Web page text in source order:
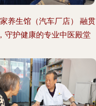
养生馆（汽车厂店） 融贯
守护健康的专业中医殿堂